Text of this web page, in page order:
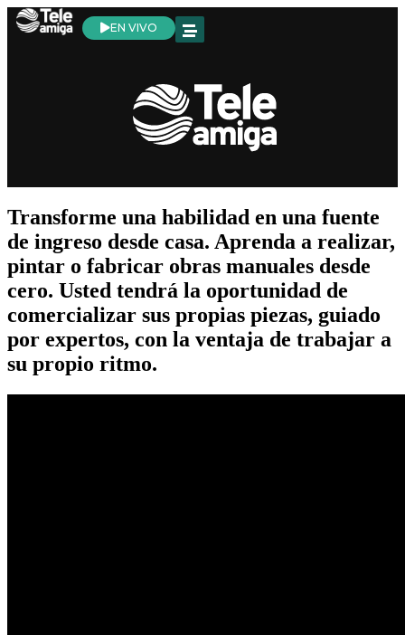
EN VIVO
Transforme una habilidad en una fuente
de ingreso desde casa. Aprenda a realizar,
pintar o fabricar obras manuales desde
cero. Usted tendrá la oportunidad de
comercializar sus propias piezas, guiado
por expertos, con la ventaja de trabajar a
su propio ritmo.